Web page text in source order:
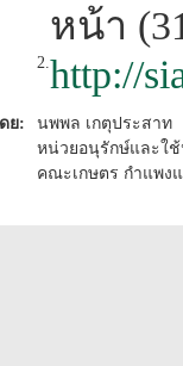
หน้า
2.http://
ย:
นพพล เกตุประสาท
หน่วยอนุรักษ์และใ
คณะเกษตร กำแพง